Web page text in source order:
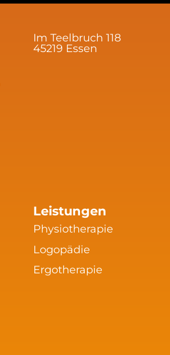
Im Teelbruch 118
45219 Essen
Leistungen
Physiotherapie
Logopädie
Ergotherapie